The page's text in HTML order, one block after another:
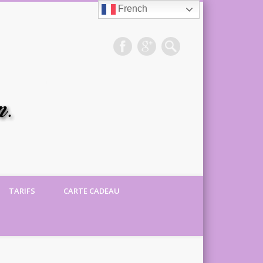
Sharon
TARIFS CARTE CADEAU
French